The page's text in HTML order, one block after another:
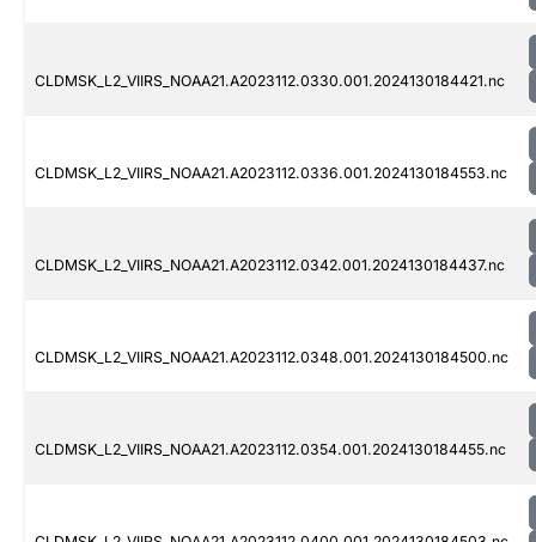
CLDMSK_L2_VIIRS_NOAA21.A2023112.0330.001.2024130184421.nc
CLDMSK_L2_VIIRS_NOAA21.A2023112.0336.001.2024130184553.nc
CLDMSK_L2_VIIRS_NOAA21.A2023112.0342.001.2024130184437.nc
CLDMSK_L2_VIIRS_NOAA21.A2023112.0348.001.2024130184500.nc
CLDMSK_L2_VIIRS_NOAA21.A2023112.0354.001.2024130184455.nc